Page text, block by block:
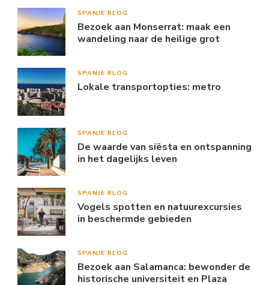
SPANJE BLOG
Bezoek aan Monserrat: maak een
wandeling naar de heilige grot
SPANJE BLOG
Lokale transportopties: metro
SPANJE BLOG
De waarde van siësta en ontspanning
in het dagelijks leven
SPANJE BLOG
Vogels spotten en natuurexcursies
in beschermde gebieden
SPANJE BLOG
Bezoek aan Salamanca: bewonder de
historische universiteit en Plaza